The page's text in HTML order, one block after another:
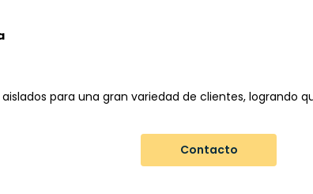
para una gran variedad de clientes,
Contacto